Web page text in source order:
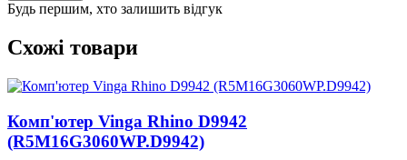
Будь першим, хто залишить відгук
Схожі товари
Комп'ютер Vinga Rhino D9942
(R5M16G3060WP.D9942)